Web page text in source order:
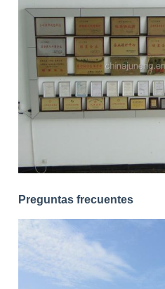
Preguntas frecuentes